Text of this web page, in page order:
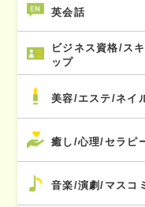
英会話
ビジネス資格/ス
ップ
美容/エステ/ネイ
癒し/心理/セラピ
音楽/演劇/マスコ